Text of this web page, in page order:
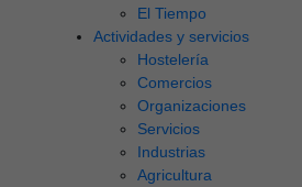
El Tiempo
Actividades y servicios
Hostelería
Comercios
Organizaciones
Servicios
Industrias
Agricultura